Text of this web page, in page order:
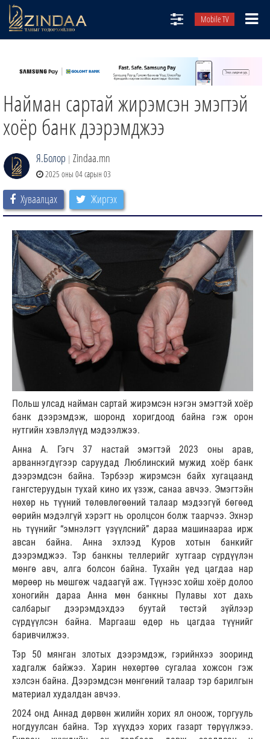
Mobile TV
ТВ8
ӨГЛӨӨНИЙ СОНИН
АУДИО ЗОХИОЛ
ЗИНДАА СЭТГҮҮЛ
Найман сартай жирэмсэн эмэгтэй
хоёр банк дээрэмджээ
Я.Болор | Zindaa.mn
2025 оны 04 сарын 03
Хуваалцах Жиргэх
Польш улсад найман сартай жирэмсэн нэгэн эмэгтэй хоёр
банк дээрэмдэж, шоронд хоригдоод байна гэж орон
нутгийн хэвлэлүүд мэдээлжээ.
Анна А. Гэгч 37 настай эмэгтэй 2023 оны арав,
арваннэгдүгээр саруудад Люблинский мужид хоёр банк
дээрэмдсэн байна. Тэрбээр жирэмсэн байх хугацаанд
гангстеруудын тухай кино их үзэж, санаа авчээ. Эмэгтэйн
нөхөр нь түүний төлөвлөгөөний талаар мэдээгүй бөгөөд
өөрийн мэдэлгүй хэрэгт нь оролцсон болж таарчээ. Эхнэр
нь түүнийг “эмнэлэгт үзүүлсний” дараа машинаараа ирж
авсан байна. Анна эхлээд Куров хотын банкийг
дээрэмджээ. Тэр банкны теллерийг хутгаар сүрдүүлэн
мөнгө авч, алга болсон байна. Тухайн үед цагдаа нар
мөрөөр нь мөшгөж чадаагүй аж. Түүнээс хойш хоёр долоо
хоногийн дараа Анна мөн банкны Пулавы хот дахь
салбарыг дээрэмдэхдээ буутай төстэй зүйлээр
сүрдүүлсэн байна. Маргааш өдөр нь цагдаа түүнийг
баривчилжээ.
Тэр 50 мянган злотых дээрэмдэж, гэрийнхээ зооринд
хадгалж байжээ. Харин нөхөртөө сугалаа хожсон гэж
хэлсэн байна. Дээрэмдсэн мөнгөний талаар тэр барилгын
материал худалдан авчээ.
2024 онд Аннад дөрвөн жилийн хорих ял оноож, торгууль
ногдуулсан байна. Тэр хүүхдээ хорих газарт төрүүлжээ.